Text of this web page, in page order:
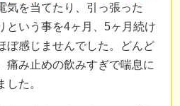
気を当てたり、引っ張った
という事を4ヶ月、5ヶ月続け
ぼ感じませんでした。どんど
痛み止めの飲みすぎで喘息に
た。